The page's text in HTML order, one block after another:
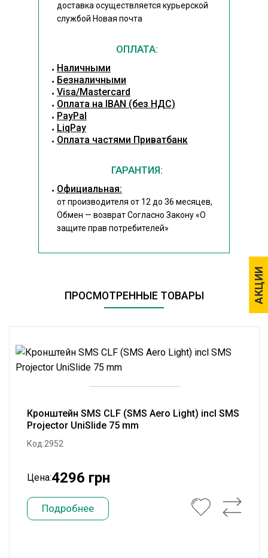
АКЦИИ
АКЦИИ
доставка осуществляется курьерской
службой Новая почта
ОПЛАТА:
Наличными
Безналичными
Visa/Mastercard
Оплата на IBAN (без НДС)
PayPal
LiqPay
Оплата частями Приватбанк
ГАРАНТИЯ:
Официальная:
от производителя от 12 до 36 месяцев,
Обмен — возврат Согласно Закону«О
защите прав потребителей»
ПРОСМОТРЕННЫЕ ТОВАРЫ
Кронштейн SMS CLF (SMS Aero Light) incl SMS
Projector UniSlide 75 mm
Код:2952
Цена:4296 грн
Подробнее